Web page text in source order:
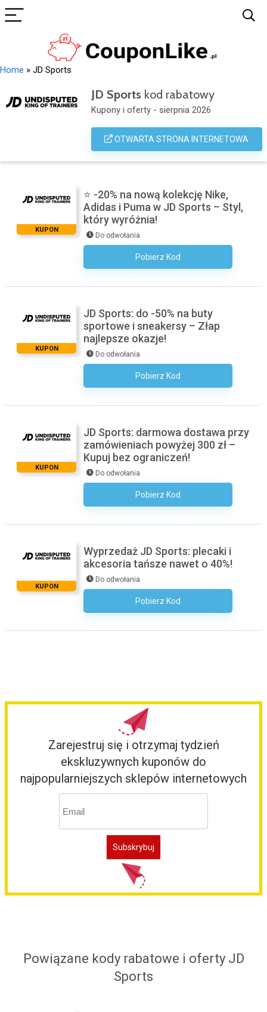
Home » JD Sports
JD Sports kod rabatowy
Kupony i oferty - sierpnia 2026
OTWARTA STRONA INTERNETOWA
KUPON
⭐ -20% na nową kolekcję Nike,
Adidas i Puma w JD Sports – Styl,
który wyróżnia!
Do odwołania
Pobierz Kod
Kod Nie Jest Wymagany
KUPON
JD Sports: do -50% na buty
sportowe i sneakersy – Złap
najlepsze okazje!
Do odwołania
Pobierz Kod
Kod Nie Jest Wymagany
KUPON
JD Sports: darmowa dostawa przy
zamówieniach powyżej 300 zł –
Kupuj bez ograniczeń!
Do odwołania
Pobierz Kod
Kod Nie Jest Wymagany
KUPON
Wyprzedaż JD Sports: plecaki i
akcesoria tańsze nawet o 40%!
Do odwołania
Pobierz Kod
Kod Nie Jest Wymagany
Zarejestruj się i otrzymaj tydzień
ekskluzywnych kuponów do
najpopularniejszych sklepów internetowych
Powiązane kody rabatowe i oferty JD
Sports